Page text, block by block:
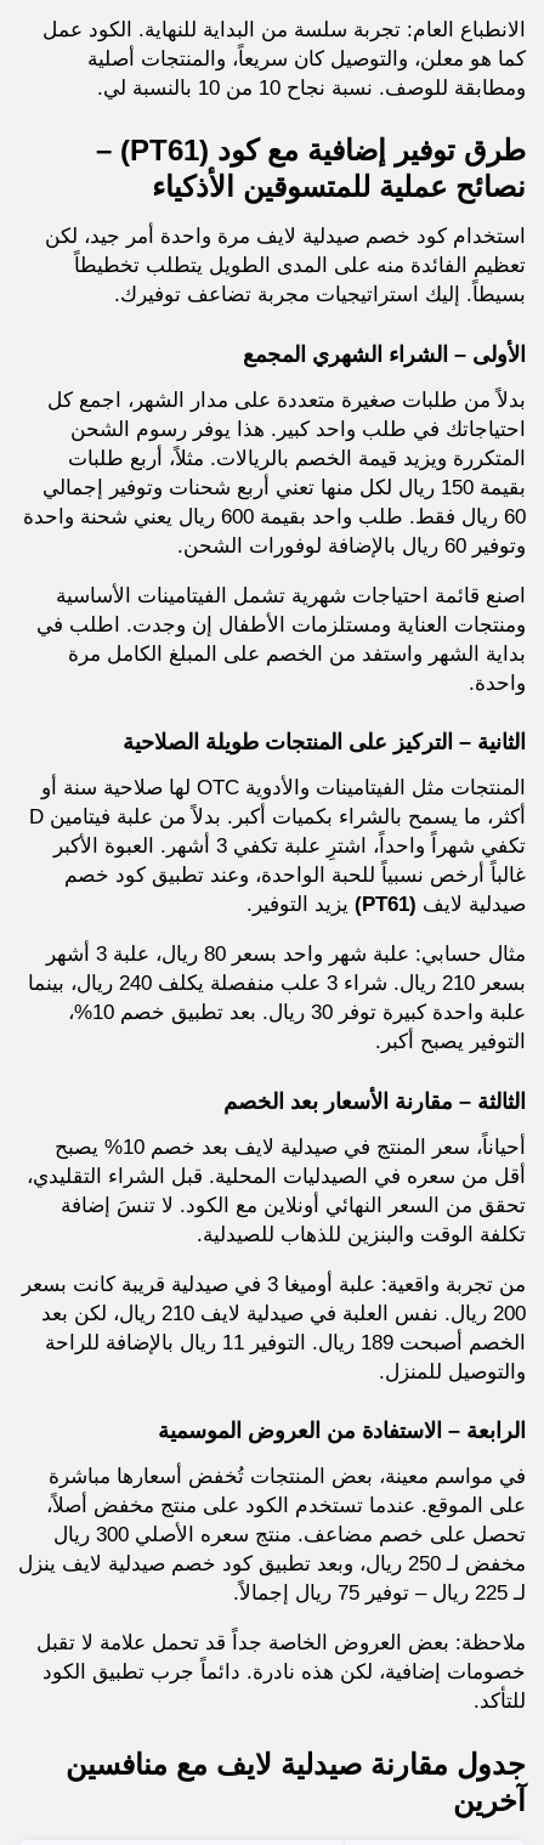
الانطباع العام: تجربة سلسة من البداية للنهاية. الكود عمل
كما هو معلن، والتوصيل كان سريعاً، والمنتجات أصلية
ومطابقة للوصف. نسبة نجاح 10 من 10 بالنسبة لي.
طرق توفير إضافية مع كود (PT61)
–
نصائح عملية للمتسوقين الأذكياء
استخدام كود خصم صيدلية لايف مرة واحدة أمر جيد، لكن
تعظيم الفائدة منه على المدى الطويل يتطلب تخطيطاً
بسيطاً. إليك استراتيجيات مجربة تضاعف توفيرك.
الأولى – الشراء الشهري المجمع
بدلاً من طلبات صغيرة متعددة على مدار الشهر، اجمع كل
احتياجاتك في طلب واحد كبير. هذا يوفر رسوم الشحن
المتكررة ويزيد قيمة الخصم بالريالات. مثلاً، أربع طلبات
بقيمة 150 ريال لكل منها تعني أربع شحنات وتوفير إجمالي
60 ريال فقط. طلب واحد بقيمة 600 ريال يعني شحنة واحدة
وتوفير 60 ريال بالإضافة لوفورات الشحن.
اصنع قائمة احتياجات شهرية تشمل الفيتامينات الأساسية
ومنتجات العناية ومستلزمات الأطفال إن وجدت. اطلب في
بداية الشهر واستفد من الخصم على المبلغ الكامل مرة
واحدة.
الثانية – التركيز على المنتجات طويلة الصلاحية
المنتجات مثل الفيتامينات والأدوية OTC لها صلاحية سنة أو
أكثر، ما يسمح بالشراء بكميات أكبر. بدلاً من علبة فيتامين D
تكفي شهراً واحداً، اشترِ علبة تكفي 3 أشهر. العبوة الأكبر
غالباً أرخص نسبياً للحبة الواحدة، وعند تطبيق كود خصم
صيدلية لايف (PT61) يزيد التوفير.
مثال حسابي: علبة شهر واحد بسعر 80 ريال، علبة 3 أشهر
بسعر 210 ريال. شراء 3 علب منفصلة يكلف 240 ريال، بينما
علبة واحدة كبيرة توفر 30 ريال. بعد تطبيق خصم 10%،
التوفير يصبح أكبر.
الثالثة – مقارنة الأسعار بعد الخصم
أحياناً، سعر المنتج في صيدلية لايف بعد خصم 10% يصبح
أقل من سعره في الصيدليات المحلية. قبل الشراء التقليدي،
تحقق من السعر النهائي أونلاين مع الكود. لا تنسَ إضافة
تكلفة الوقت والبنزين للذهاب للصيدلية.
من تجربة واقعية: علبة أوميغا 3 في صيدلية قريبة كانت بسعر
200 ريال. نفس العلبة في صيدلية لايف 210 ريال، لكن بعد
الخصم أصبحت 189 ريال. التوفير 11 ريال بالإضافة للراحة
والتوصيل للمنزل.
الرابعة – الاستفادة من العروض الموسمية
في مواسم معينة، بعض المنتجات تُخفض أسعارها مباشرة
على الموقع. عندما تستخدم الكود على منتج مخفض أصلاً،
تحصل على خصم مضاعف. منتج سعره الأصلي 300 ريال
مخفض لـ 250 ريال، وبعد تطبيق كود خصم صيدلية لايف ينزل
لـ 225 ريال – توفير 75 ريال إجمالاً.
ملاحظة: بعض العروض الخاصة جداً قد تحمل علامة لا تقبل
خصومات إضافية، لكن هذه نادرة. دائماً جرب تطبيق الكود
للتأكد.
جدول مقارنة صيدلية لايف مع منافسين
آخرين